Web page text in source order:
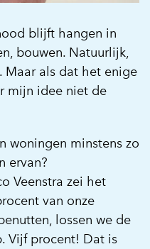
blijft hangen in
bouwen. Natuurlijk,
Maar als dat het enige
mijn idee niet de
woningen minstens zo
ervan?
Veenstra zei het
van onze
lossen we de
Vijf procent! Dat is